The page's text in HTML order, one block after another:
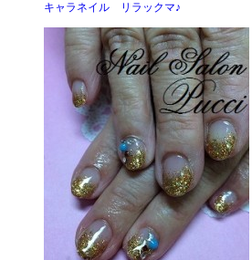
キャラネイル リラックマ♪